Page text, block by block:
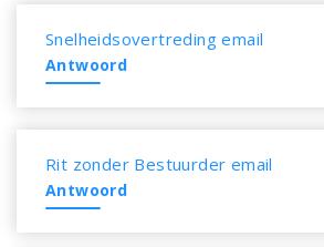
Snelheidsovertreding email
Antwoord
Rit zonder Bestuurder email
Antwoord